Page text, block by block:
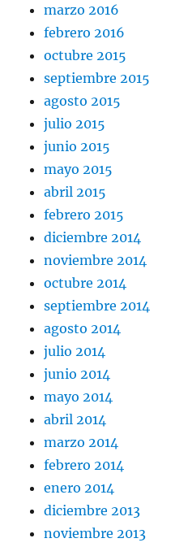
marzo 2016
febrero 2016
octubre 2015
septiembre 2015
agosto 2015
julio 2015
junio 2015
mayo 2015
abril 2015
febrero 2015
diciembre 2014
noviembre 2014
octubre 2014
septiembre 2014
agosto 2014
julio 2014
junio 2014
mayo 2014
abril 2014
marzo 2014
febrero 2014
enero 2014
diciembre 2013
noviembre 2013